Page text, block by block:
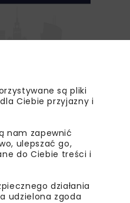
do 2030 r.
zostaną także
również
są pliki
Ciebie przyjazny i
nam zapewnić
ulepszać go,
do Ciebie treści i
działania
udzielona zgoda